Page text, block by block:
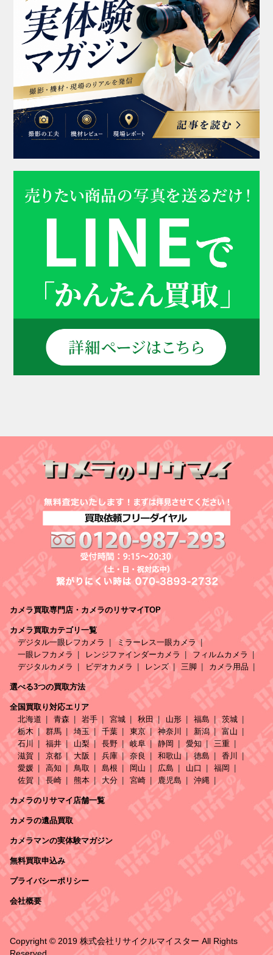
カメラ買取専門店・カメラのリサマイTOP
カメラ買取カテゴリ一覧
デジタル一眼レフカメラ
ミラーレス一眼カメラ
一眼レフカメラ
レンジファインダーカメラ
フィルムカメラ
デジタルカメラ
ビデオカメラ レンズ 三脚 カメラ用品
選べる3つの買取方法
全国買取り対応エリア
北海道
青森 岩手 宮城 秋田 山形 福島
茨城
栃木
群馬 埼玉 千葉 東京 神奈川 新潟
富山
石川
福井 山梨 長野 岐阜 静岡 愛知
三重
滋賀
京都 大阪 兵庫 奈良 和歌山 徳島
香川
愛媛
高知 鳥取 島根 岡山 広島 山口
福岡
佐賀
長崎 熊本 大分 宮崎 鹿児島 沖縄
カメラのリサマイ店舗一覧
カメラの遺品買取
カメラマンの実体験マガジン
無料買取申込み
プライバシーポリシー
会社概要
Copyright © 2019 株式会社リサイクルマイスター All Rights